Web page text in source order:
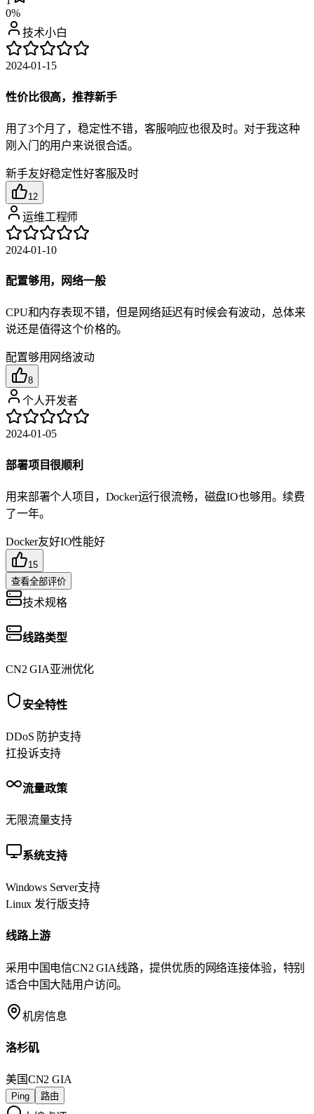
0%
技术小白
2024-01-15
性价比很高，推荐新手
用了3个月了，稳定性不错，客服响应也很及时。对于我这种
刚入门的用户来说很合适。
新手友好稳定性好客服及时
12
运维工程师
2024-01-10
配置够用，网络一般
CPU和内存表现不错，但是网络延迟有时候会有波动，总体来
说还是值得这个价格的。
配置够用 网络波动
8
个人开发者
2024-01-05
部署项目很顺利
用来部署个人项目，Docker运行很流畅，磁盘IO也够用。续费
了一年。
Docker友好IO性能好
15
查看全部评价
技术规格
线路类型
CN2 GIA亚洲优化
安全特性
DDoS 防护支持
扛投诉支持
流量政策
无限流量支持
系统支持
Windows Server支持
Linux 发行版支持
线路上游
采用中国电信CN2 GIA线路，提供优质的网络连接体验，特别
适合中国大陆用户访问。
机房信息
洛杉矶
美国CN2 GIA
Ping 路由